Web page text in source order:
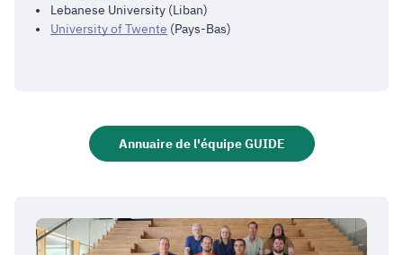
Lebanese University (Liban)
University of Twente (Pays-Bas)
Annuaire de l'équipe GUIDE